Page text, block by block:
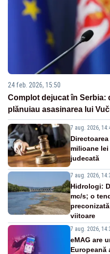
24 feb. 2026, 15:50
Complot dejucat în Serbia:
plănuiau asasinarea lui
7 aug. 2026,
milioane
judecată
7 aug. 2026,
Hidrologi:
mc/s; o
viitoare
7 aug. 2026,
eMAG are
Europeană